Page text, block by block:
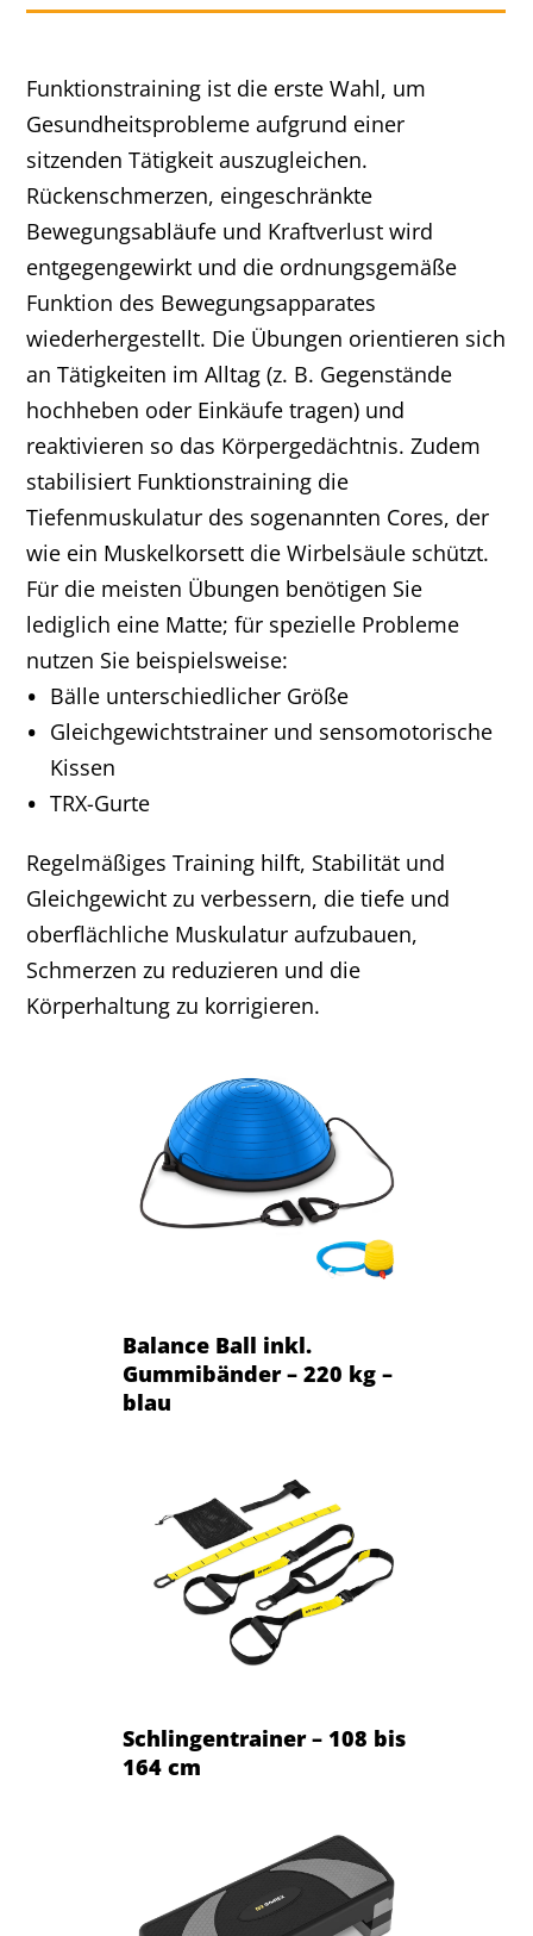
Funktionstraining ist die erste Wahl, um
Gesundheitsprobleme aufgrund einer
sitzenden Tätigkeit auszugleichen.
Rückenschmerzen, eingeschränkte
Bewegungsabläufe und Kraftverlust wird
entgegengewirkt und die ordnungsgemäße
Funktion des Bewegungsapparates
wiederhergestellt. Die Übungen orientieren sich
an Tätigkeiten im Alltag (z. B. Gegenstände
hochheben oder Einkäufe tragen) und
reaktivieren so das Körpergedächtnis. Zudem
stabilisiert Funktionstraining die
Tiefenmuskulatur des sogenannten Cores, der
wie ein Muskelkorsett die Wirbelsäule schützt.
Für die meisten Übungen benötigen Sie
lediglich eine Matte; für spezielle Probleme
nutzen Sie beispielsweise:
Bälle unterschiedlicher Größe
Gleichgewichtstrainer und sensomotorische
Kissen
TRX-Gurte
Regelmäßiges Training hilft, Stabilität und
Gleichgewicht zu verbessern, die tiefe und
oberflächliche Muskulatur aufzubauen,
Schmerzen zu reduzieren und die
Körperhaltung zu korrigieren.
Balance Ball inkl.
Gummibänder – 220 kg –
blau
Schlingentrainer – 108 bis
164 cm